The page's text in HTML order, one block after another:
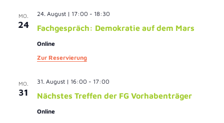
MO.
24 Fachgespräch: Demokratie auf dem Mars
24. August | 17:00 - 18:30
Online
Zur Reservierung
MO.
31 Nächstes Treffen der FG Vorhabenträger
31. August | 16:00 - 17:00
Online